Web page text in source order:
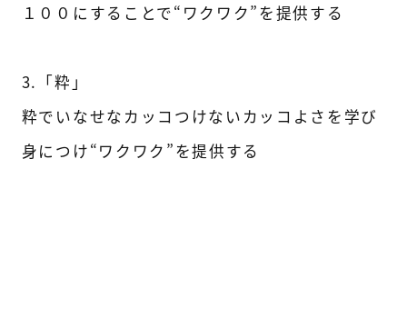
１００にすることで“ワクワク”を提供する
3.「粋」
粋でいなせなカッコつけないカッコよさを学び
身につけ“ワクワク”を提供する